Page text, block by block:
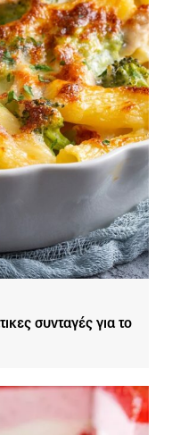
συνταγές για το